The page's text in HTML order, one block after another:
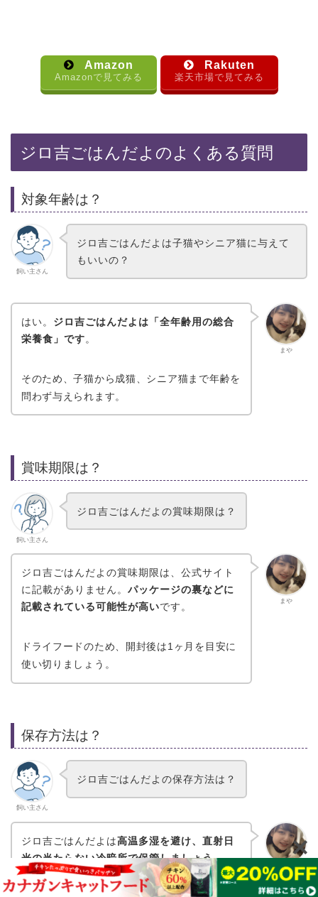
Amazon
Amazonで見てみる
Rakuten
楽天市場で見てみる
ジロ吉ごはんだよのよくある質問
対象年齢は？
飼い主さん
ジロ吉ごはんだよは子猫やシニア猫に与えて
もいいの？
まや
はい。 ジロ吉ごはんだよは「全年齢用の総合
栄養食」です。
そのため、子猫から成猫、シニア猫まで年齢を
問わず与えられます。
賞味期限は？
飼い主さん
ジロ吉ごはんだよの賞味期限は？
まや
ジロ吉ごはんだよの賞味期限は、公式サイト
に記載がありません。 パッケージの裏などに
記載されている可能性が高いです。
ドライフードのため、開封後は1ヶ月を目安に
使い切りましょう。
保存方法は？
飼い主さん
ジロ吉ごはんだよの保存方法は？
まや
ジロ吉ごはんだよは高温多湿を避け、直射日
光の当たらない冷暗所で保管しましょう。